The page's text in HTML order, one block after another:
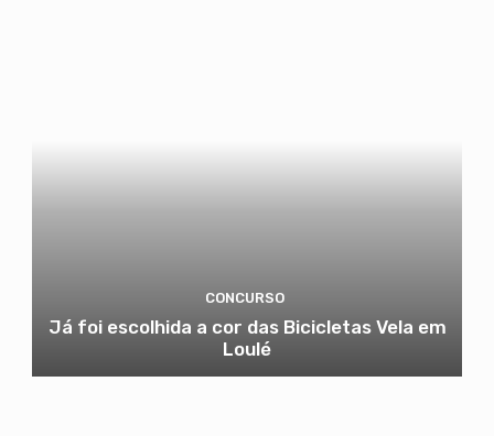
CONCURSO
Já foi escolhida a cor das Bicicletas Vela em
Loulé